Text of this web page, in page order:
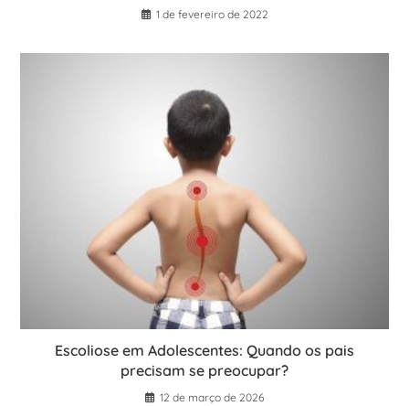
1 de fevereiro de 2022
Escoliose em Adolescentes: Quando os pais
precisam se preocupar?
12 de março de 2026